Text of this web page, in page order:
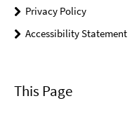
Privacy Policy
Accessibility Statement
This Page